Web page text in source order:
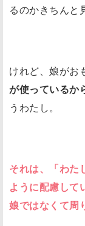
るのかきちんと
けれど、娘がお
が使っているか
うわたし。
それは、「わた
ように配慮して
娘ではなくて周